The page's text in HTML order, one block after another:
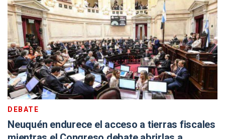
DEBATE
Neuquén endurece el acceso a tierras fiscales